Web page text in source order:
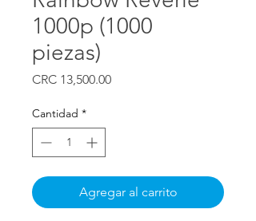
1000p (1000
piezas)
CRC 13,500.00Precio
Cantidad *
Agregar al carrito